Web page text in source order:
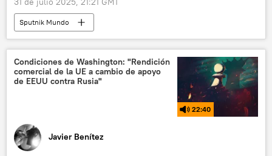
Sputnik Mundo
Condiciones de Washington: "Rendición
comercial de la UE a cambio de apoyo
de EEUU contra Rusia"
22:40
Javier Benítez